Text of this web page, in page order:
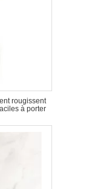
rougissent
à porter